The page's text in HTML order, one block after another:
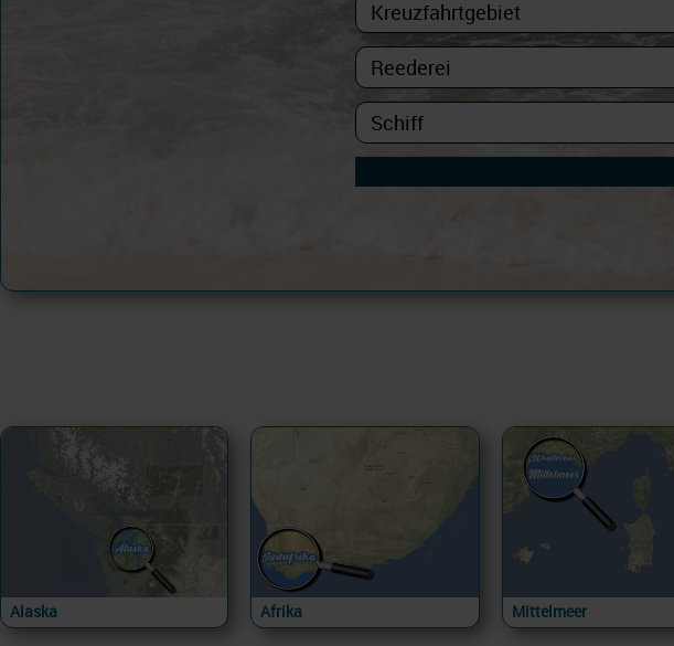
Alaska Afrika Mittelmeer